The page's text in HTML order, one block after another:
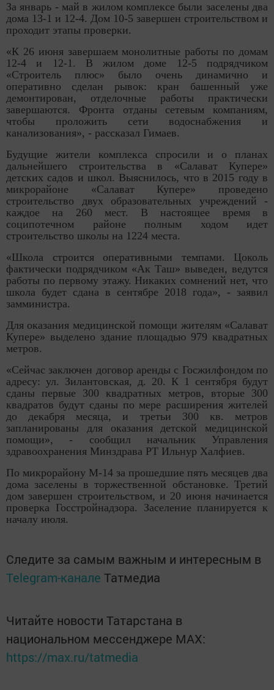
За январь - май в жилом комплексе были заселены два
дома 13-1 и 12-4. Дом 10-5 завершен строительством и
проходит этапы проверки.
«К 26 июня завершаем монолитные работы по домам
12-4 и 12-1. В жилом доме 12-5 подрядчиком
«Строитель плюс» было очень динамично и
оперативно сделан рывок: кран башенный уже
демонтирован, отделочные работы практически
завершаются. Фронта отданы сетевым компаниям,
чтобы проложить сети водоснабжения и
канализования», - рассказал Гимаев.
Будущие жители комплекса спросили и о планах
дальнейшего строительства в «Салават Купере»
детских садов и школ. Выяснилось, что в 2015 году в
микрорайоне «Салават Купере» проведено
строительство двух образовательных учреждений -
каждое на 260 мест. В настоящее время в
соципотечном районе полным ходом идет
строительство школы на 1224 места.
«Школа строится оперативными темпами. Цоколь
фактически подрядчиком «Ак Таш» выведен, ведутся
работы по первому этажу. Никаких сомнений нет, что
школа будет сдана в сентябре 2018 года», - заявил
замминистра.
Для оказания медицинской помощи жителям «Салават
Купере» выделено здание площадью 979 квадратных
метров.
«Сейчас заключен договор аренды с Госжилфондом по
адресу: ул. Зилантовская, д. 20. К 1 сентября будут
сданы первые 300 квадратных метров, вторые 300
квадратов будут сданы по мере расширения жителей
до декабря месяца, и третьи 300 кв. метров
запланированы для оказания детской медицинской
помощи», - сообщил начальник Управления
здравоохранения Минздрава РТ Ильнур Халфиев.
По микрорайону М-14 за прошедшие пять месяцев два
дома заселены в торжественной обстановке. Третий
дом завершен строительством, и 20 июня начинается
проверка Госстройнадзора. Заселение планируется к
началу июля.
Следите за самым важным и интересным в
Telegram-канале Татмедиа
Читайте новости Татарстана в
национальном мессенджере MАХ:
https://max.ru/tatmedia